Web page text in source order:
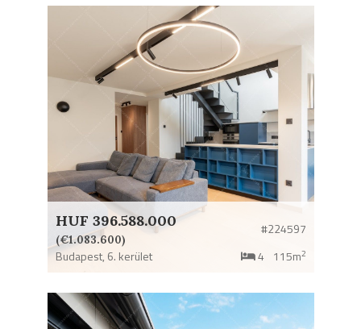
HUF 396.588.000
(€1.083.600)
#224597
Budapest, 6. kerület 4 115m2